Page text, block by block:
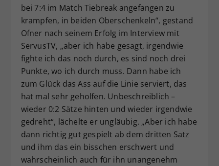
bei 7:4 im Match Tiebreak angefangen zu
krampfen, in beiden Oberschenkeln“, gestand
Ofner nach seinem Erfolg im Interview mit
ServusTV, „aber ich habe gesagt, irgendwie
fighte ich das noch durch, es sind noch drei
Punkte, wo ich durch muss. Dann habe ich
zum Glück das Ass auf die Linie serviert, das
hat mal sehr geholfen. Unbeschreiblich –
wieder 0:2 Sätze hinten und wieder irgendwie
gedreht“, lächelte er ungläubig. „Aber ich habe
dann richtig gut gespielt ab dem dritten Satz
und ihm das ein bisschen erschwert und
wahrscheinlich auch für ihn unangenehm